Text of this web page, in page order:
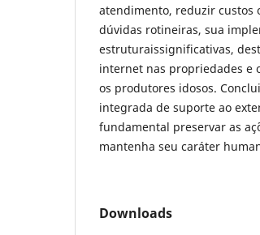
atendimento, reduzir custos
dúvidas rotineiras, sua
estruturaissignificativas,
internet nas propriedades e
os produtores idosos.
integrada de suporte ao
fundamental preservar as
mantenha seu caráter
Downloads